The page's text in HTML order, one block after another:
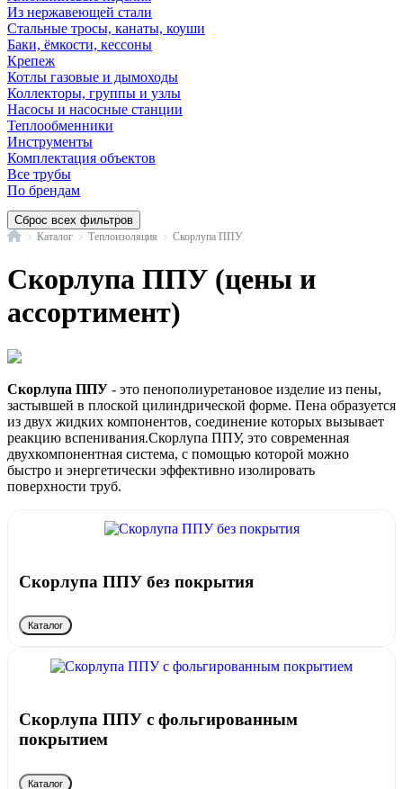
Из нержавеющей стали
Стальные тросы, канаты, коуши
Баки, ёмкости, кессоны
Крепеж
Котлы газовые и дымоходы
Коллекторы, группы и узлы
Насосы и насосные станции
Теплообменники
Инструменты
Комплектация объектов
Все трубы
По брендам
Сброс всех фильтров
ГлавнаяКаталог Теплоизоляция Скорлупа ППУ
Скорлупа ППУ (цены и
ассортимент)
Скорлупа ППУ - это пенополиуретановое изделие из пены,
застывшей в плоской цилиндрической форме. Пена образуется
из двух жидких компонентов, соединение которых вызывает
реакцию вспенивания.Скорлупа ППУ, это современная
двухкомпонентная система, с помощью которой можно
быстро и энергетически эффективно изолировать
поверхности труб.
Скорлупа ППУ без покрытия
Каталог
Скорлупа ППУ с фольгированным
покрытием
Каталог